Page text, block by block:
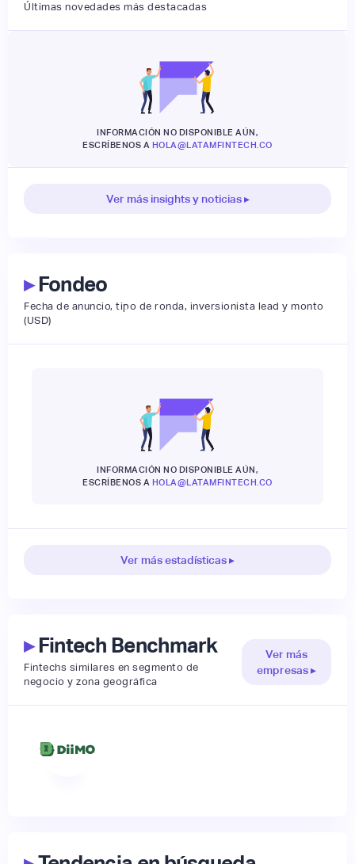
Últimas novedades más destacadas
INFORMACIÓN NO DISPONIBLE AÚN,
ESCRÍBENOS A HOLA@LATAMFINTECH.CO
Ver más insights y noticias ▸
▸Fondeo
Fecha de anuncio, tipo de ronda, inversionista lead y monto
(USD)
INFORMACIÓN NO DISPONIBLE AÚN,
ESCRÍBENOS A HOLA@LATAMFINTECH.CO
Ver más estadísticas ▸
▸Fintech Benchmark
Fintechs similares en segmento de
negocio y zona geográfica
Ver más
empresas ▸